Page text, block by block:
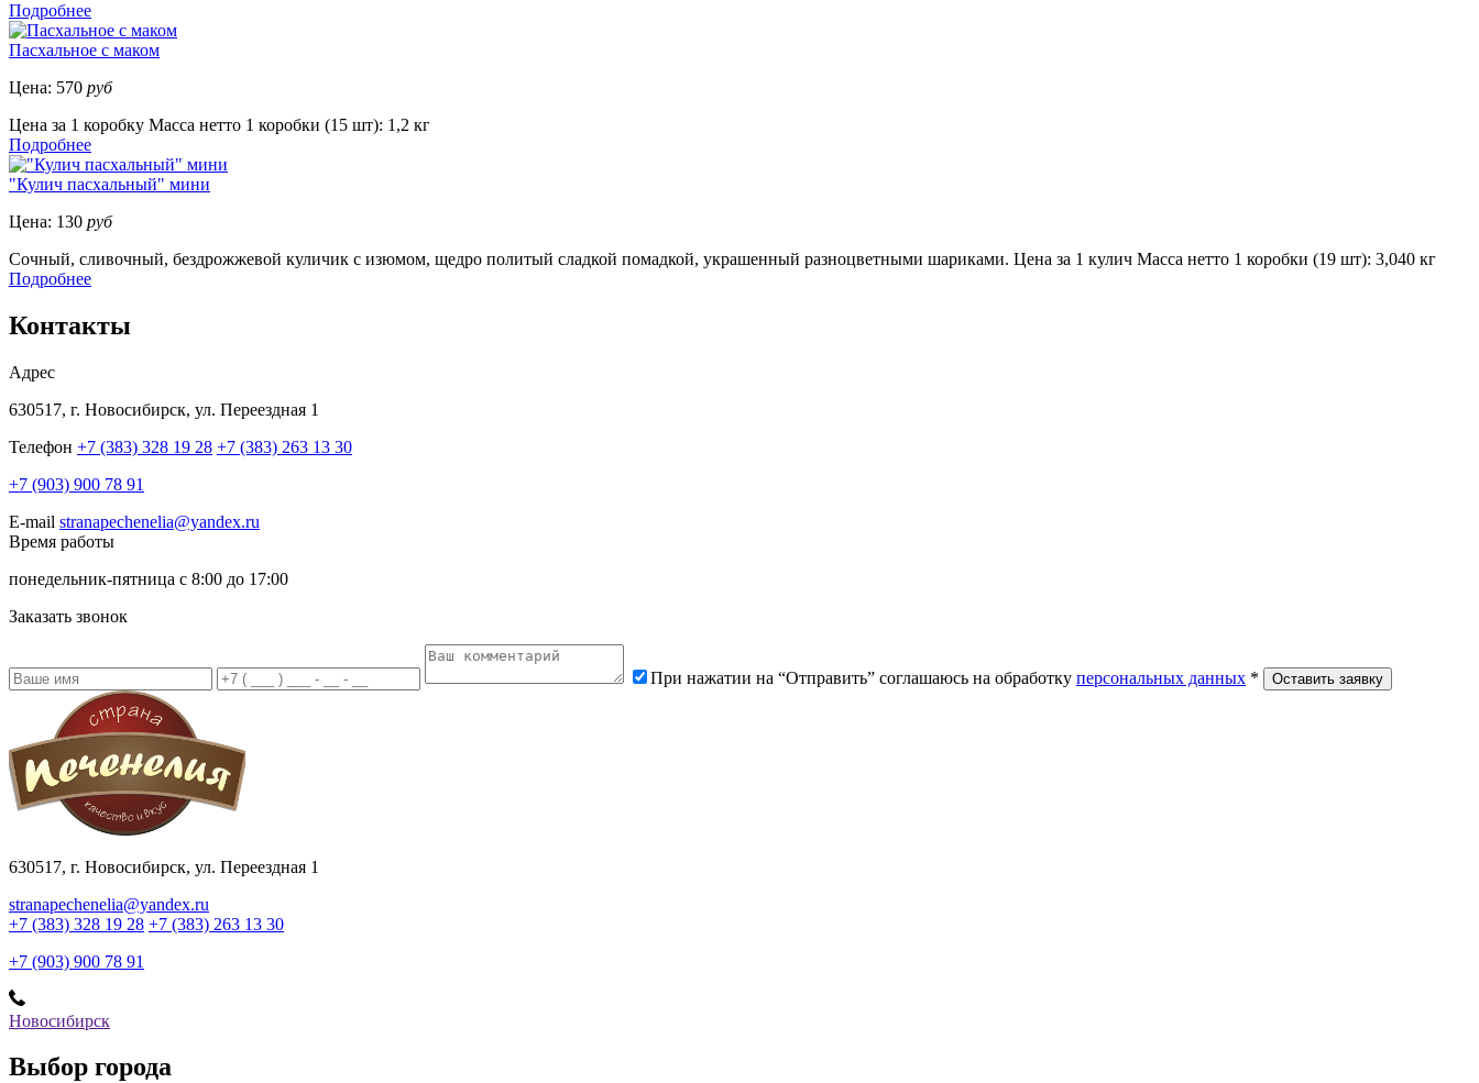
Подробнее
Пасхальное с маком
Цена: 570 руб
Цена за 1 коробку Масса нетто 1 коробки (15 шт): 1,2 кг
Подробнее
"Кулич пасхальный" мини
Цена: 130 руб
Сочный, сливочный, бездрожжевой куличик с изюмом, щедро политый сладкой помадкой, украшенный разноцветными шариками. Цена за 1 кулич Масса нетто 1 коробки (19 шт): 3,040 кг
Подробнее
Контакты
Адрес
630517, г. Новосибирск, ул. Переездная 1
Телефон +7 (383) 328 19 28 +7 (383) 263 13 30
+7 (903) 900 78 91
E-mail stranapechenelia@yandex.ru
Время работы
понедельник-пятница с 8:00 до 17:00
Заказать звонок
При нажатии на “Отправить” соглашаюсь на обработку персональных данных *
630517, г. Новосибирск, ул. Переездная 1
stranapechenelia@yandex.ru
+7 (383) 328 19 28 +7 (383) 263 13 30
+7 (903) 900 78 91
Новосибирск
Выбор города